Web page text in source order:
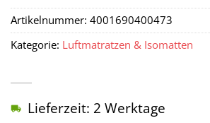
Lieferzeit: 2 Werktage
Artikelnummer: 4001690400473
Kategorie: Luftmatratzen & Isomatten